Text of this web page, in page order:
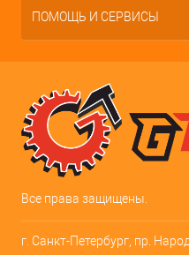
ПОМОЩЬ И СЕРВИСЫ
Все права защищены.
г. Санкт-Петербург, пр.